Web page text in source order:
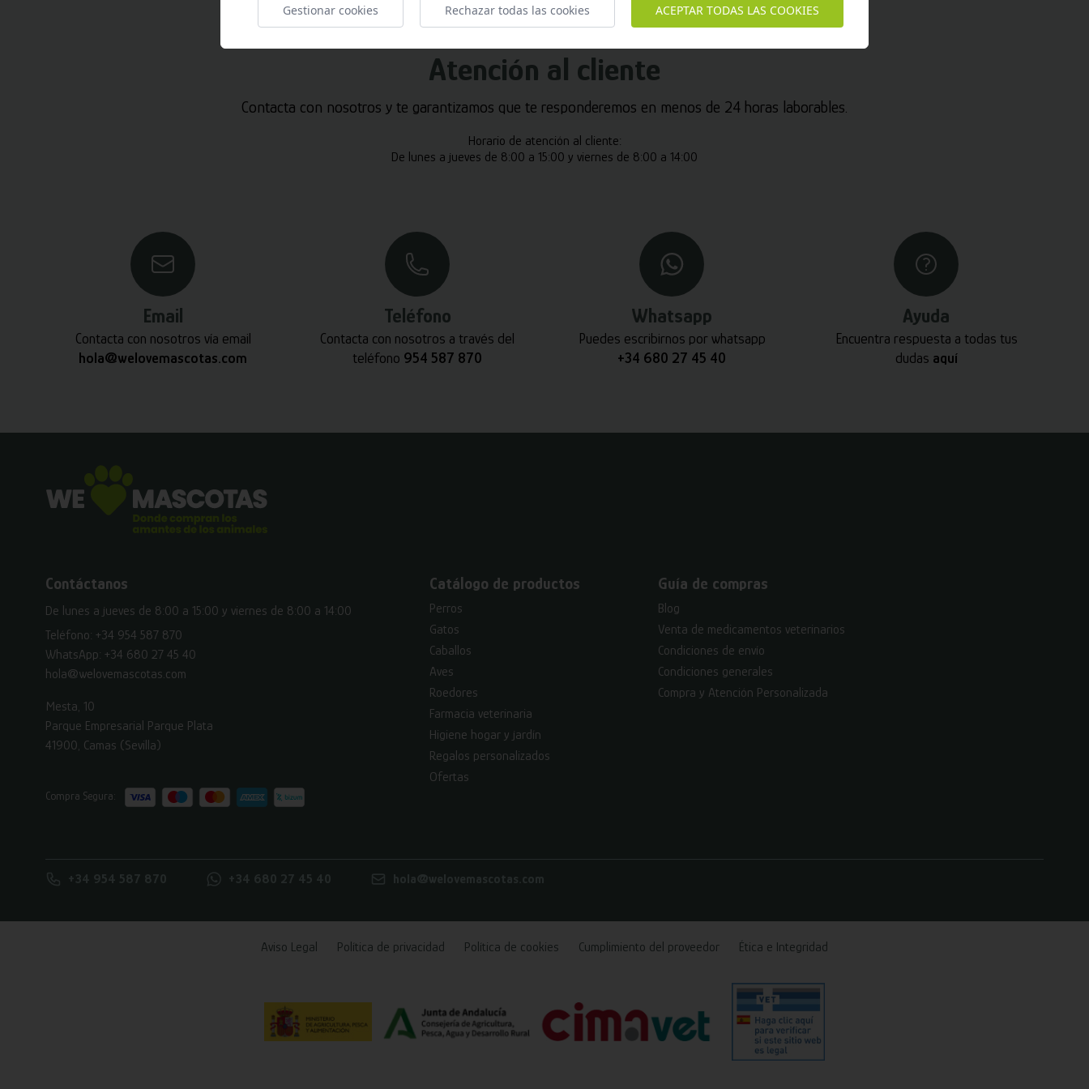
Atención al cliente
Contacta con nosotros y te garantizamos que te responderemos en menos de 24 horas laborables.
Horario de atención al cliente:
De lunes a jueves de 8:00 a 15:00 y viernes de 8:00 a 14:00
Email
Contacta con nosotros vía email
hola@welovemascotas.com
Teléfono
Contacta con nosotros a través del
teléfono 954 587 870
Whatsapp
Puedes escribirnos por whatsapp
+34 680 27 45 40
Ayuda
Encuentra respuesta a todas tus
dudas aquí
Contáctanos
De lunes a jueves de 8:00 a 15:00 y viernes de 8:00 a 14:00
Teléfono: +34 954 587 870
WhatsApp: +34 680 27 45 40
hola@welovemascotas.com
Mesta, 10
Parque Empresarial Parque Plata
41900, Camas (Sevilla)
Compra Segura:
Catálogo de productos
Perros
Gatos
Caballos
Aves
Roedores
Farmacia veterinaria
Higiene hogar y jardín
Regalos personalizados
Ofertas
Guía de compras
Blog
Venta de medicamentos veterinarios
Condiciones de envío
Condiciones generales
Compra y Atención Personalizada
+34 954 587 870 +34 680 27 45 40 hola@welovemascotas.com
Aviso Legal Política de privacidad Política de cookies Cumplimiento del proveedor Ética e Integridad
Gestionar cookies Rechazar todas las cookies ACEPTAR TODAS LAS COOKIES